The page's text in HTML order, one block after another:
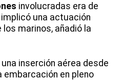
involucradas era de
una actuación
marinos, añadió la
inserción aérea desde
embarcación en pleno